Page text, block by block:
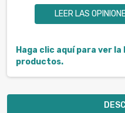
LEER LAS
Haga clic aquí para ver
productos.